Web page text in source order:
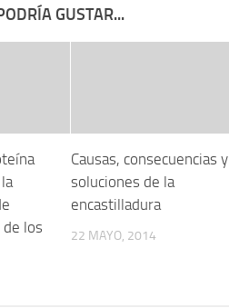
GUSTAR...
los
Causas, consecuencias y
soluciones de la
encastilladura
22 MAYO, 2014